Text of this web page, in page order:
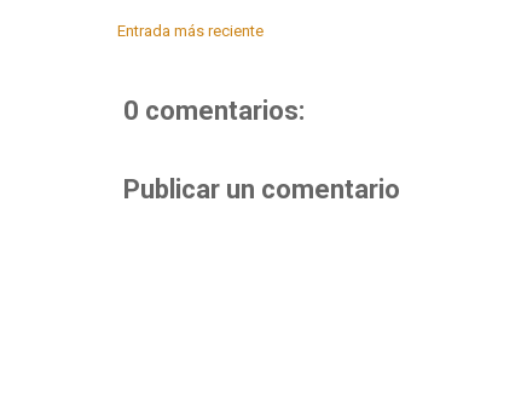
Entrada más reciente
0 comentarios:
Publicar un comentario